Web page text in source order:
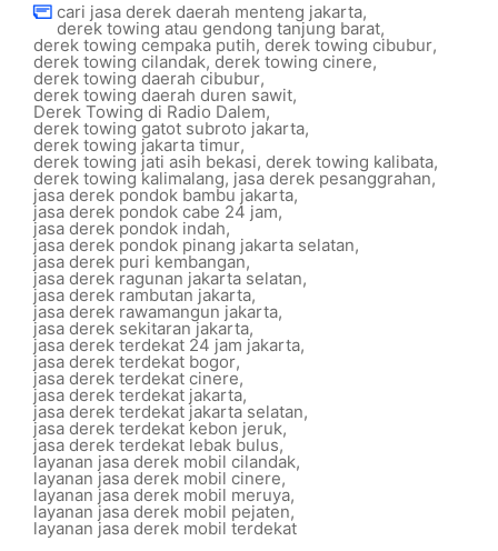
cari jasa derek daerah menteng jakarta,
derek towing atau gendong tanjung barat,
derek towing cempaka putih, derek towing cibubur,
derek towing cilandak, derek towing cinere,
derek towing daerah cibubur,
derek towing daerah duren sawit,
Derek Towing di Radio Dalem,
derek towing gatot subroto jakarta,
derek towing jakarta timur,
derek towing jati asih bekasi, derek towing kalibata,
derek towing kalimalang, jasa derek pesanggrahan,
jasa derek pondok bambu jakarta,
jasa derek pondok cabe 24 jam,
jasa derek pondok indah,
jasa derek pondok pinang jakarta selatan,
jasa derek puri kembangan,
jasa derek ragunan jakarta selatan,
jasa derek rambutan jakarta,
jasa derek rawamangun jakarta,
jasa derek sekitaran jakarta,
jasa derek terdekat 24 jam jakarta,
jasa derek terdekat bogor,
jasa derek terdekat cinere,
jasa derek terdekat jakarta,
jasa derek terdekat jakarta selatan,
jasa derek terdekat kebon jeruk,
jasa derek terdekat lebak bulus,
layanan jasa derek mobil cilandak,
layanan jasa derek mobil cinere,
layanan jasa derek mobil meruya,
layanan jasa derek mobil pejaten,
layanan jasa derek mobil terdekat